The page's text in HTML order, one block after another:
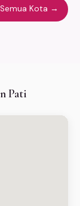
Kota →
Pati